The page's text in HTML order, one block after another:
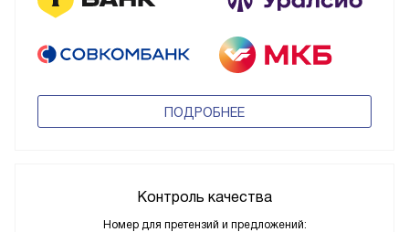
ПОДРОБНЕЕ
Контроль качества
Номер для претензий и предложений: